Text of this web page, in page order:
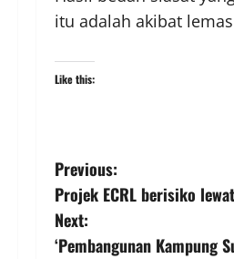
itu adalah akibat
Like this:
Previous:
Projek ECRL berisiko
Next:
‘Pembangunan Kampung